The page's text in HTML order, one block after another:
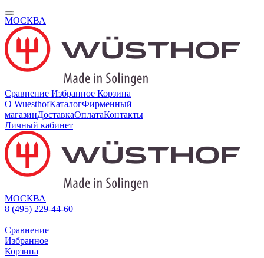
МОСКВА
Сравнение Избранное Корзина
О WuesthofКаталогФирменный
магазинДоставкаОплатаКонтакты
Личный кабинет
МОСКВА
8 (495) 229-44-60
Сравнение
Избранное
Корзина